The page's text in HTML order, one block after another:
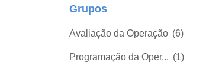
Grupos
Avaliação da Operação (6)
Programação da Oper... (1)